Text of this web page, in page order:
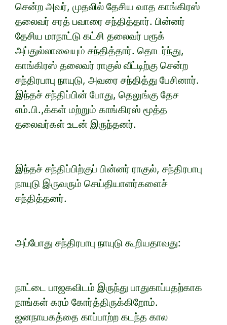
சென்ற அவர், முதலில் தேசிய வாத காங்கிரஸ்
தலைவர் சரத் பவாரை சந்தித்தார். பின்னர்
தேசிய மாநாட்டு கட்சி தலைவர் பரூக்
அப்துல்லாவையும் சந்தித்தார். தொடர்ந்து,
காங்கிரஸ் தலைவர் ராகுல் வீட்டிற்கு சென்ற
சந்திரபாபு நாயுடு, அவரை சந்தித்து பேசினார்.
இந்தச் சந்திப்பின் போது, தெலுங்கு தேச
எம்.பி.,க்கள் மற்றும் காங்கிரஸ் மூத்த
தலைவர்கள் உடன் இருந்தனர்.
இந்தச் சந்திப்பிற்குப் பின்னர் ராகுல், சந்திரபாபு
நாயுடு இருவரும் செய்தியாளர்களைச்
சந்தித்தனர்.
அப்போது சந்திரபாபு நாயுடு கூறியதாவது:
நாட்டை பாஜகவிடம் இருந்து பாதுகாப்பதற்காக
நாங்கள் கரம் கோர்த்திருக்கிறோம்.
ஜனநாயகத்தை காப்பாற்ற கடந்த கால